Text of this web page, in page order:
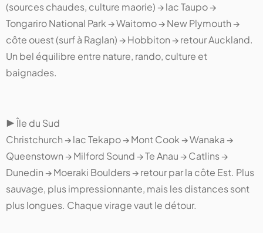
(sources chaudes, culture maorie) → lac Taupo →
Tongariro National Park → Waitomo → New Plymouth →
côte ouest (surf à Raglan) → Hobbiton → retour Auckland.
Un bel équilibre entre nature, rando, culture et
baignades.
▶ Île du Sud
Christchurch → lac Tekapo → Mont Cook → Wanaka →
Queenstown → Milford Sound → Te Anau → Catlins →
Dunedin → Moeraki Boulders → retour par la côte Est. Plus
sauvage, plus impressionnante, mais les distances sont
plus longues. Chaque virage vaut le détour.